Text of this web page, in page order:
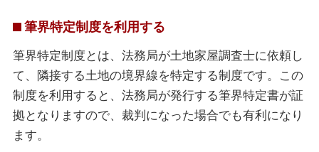
筆界特定制度を利用する
筆界特定制度とは、法務局が土地家屋調査士に依頼し
て、隣接する土地の境界線を特定する制度です。この
制度を利用すると、法務局が発行する筆界特定書が証
拠となりますので、裁判になった場合でも有利になり
ます。